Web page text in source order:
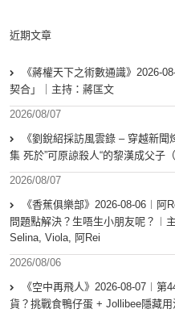
近期文章
《蔣權天下之術數通識》2026-
契合」｜主持：蔣匡文
2026/08/07
《劉銳紹採訪風雲錄 – 穿越新
集 死於”可原諒殺人“的黎漢成父子
2026/08/07
《香蕉俱樂部》2026-08-06︱
問題點解決？生唔生小朋友呢？︱
Selina, Viola, 阿Rei
2026/08/06
《空中再飛人》2026-08-07︱
貨？挑戰食鴨仔蛋 + Jollibee隱藏